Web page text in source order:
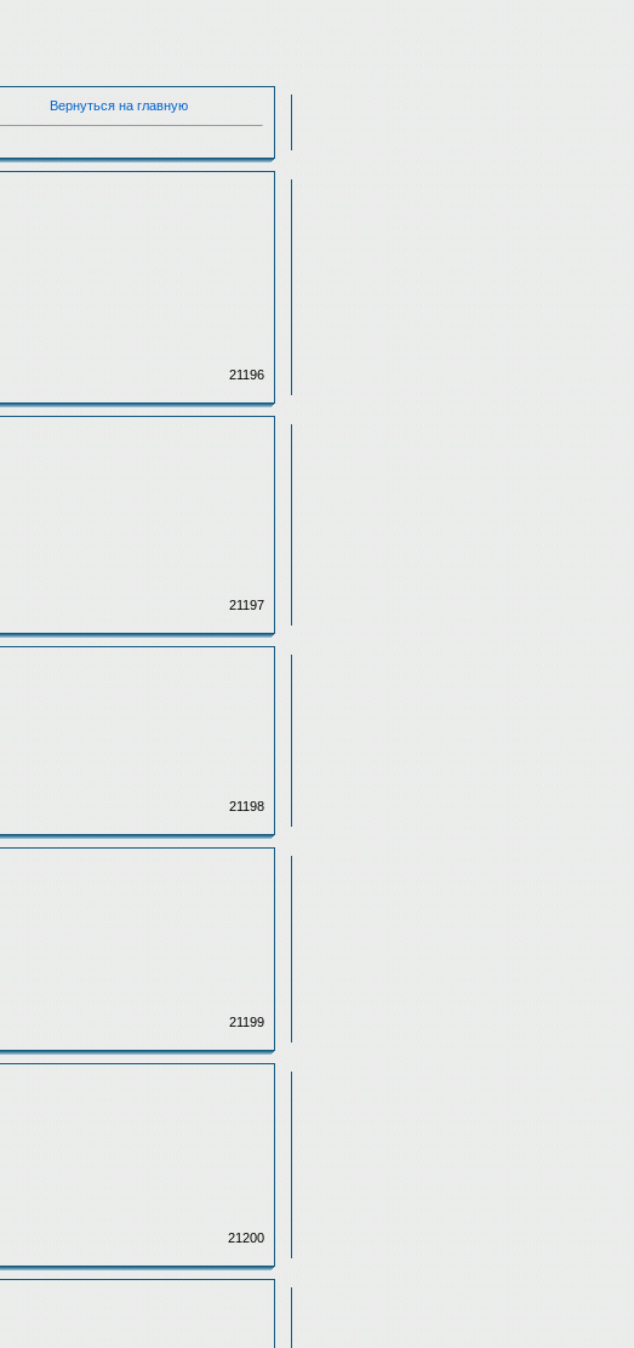
Вернуться на главную
21196
21197
21198
21199
21200